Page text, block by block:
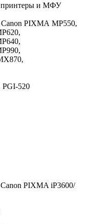
принтеры и МФУ
Canon PIXMA MP550,
520
PIXMA iP3600/